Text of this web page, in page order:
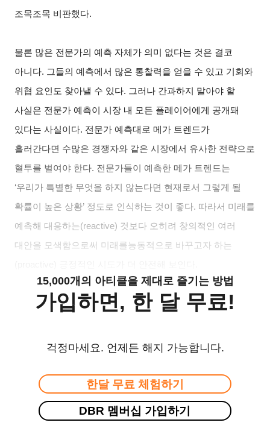
조목조목 비판했다.
물론 많은 전문가의 예측 자체가 의미 없다는 것은 결코
아니다. 그들의 예측에서 많은 통찰력을 얻을 수 있고 기회와
위협 요인도 찾아낼 수 있다. 그러나 간과하지 말아야 할
사실은 전문가 예측이 시장 내 모든 플레이어에게 공개돼
있다는 사실이다. 전문가 예측대로 메가 트렌드가
흘러간다면 수많은 경쟁자와 같은 시장에서 유사한 전략으로
혈투를 벌여야 한다. 전문가들이 예측한 메가 트렌드는
‘우리가 특별한 무엇을 하지 않는다면 현재로서 그렇게 될
확률이 높은 상황’ 정도로 인식하는 것이 좋다. 따라서 미래를
예측해 대응하는(reactive) 것보다 오히려 창의적인 여러
대안을 모색함으로써 미래를능동적으로 바꾸고자 하는
15,000개의 아티클을 제대로 즐기는 방법
가입하면, 한 달 무료!
걱정마세요. 언제든 해지 가능합니다.
한달 무료 체험하기
DBR 멤버십 가입하기